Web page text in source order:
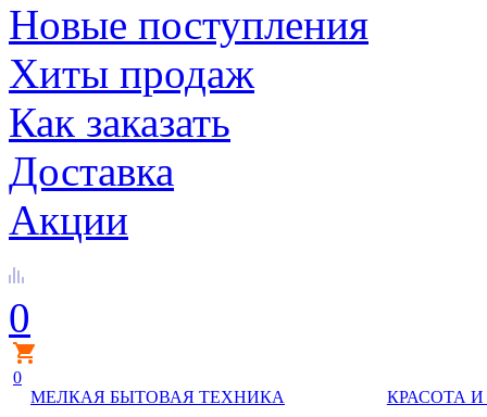
Новые поступления
Хиты продаж
Как заказать
Доставка
Акции
0
0
МЕЛКАЯ БЫТОВАЯ ТЕХНИКА
КРАСОТА И